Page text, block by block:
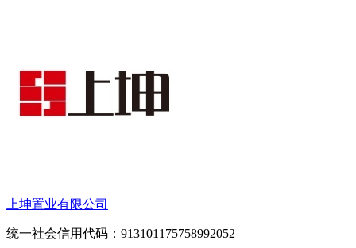
上坤置业有限公司
统一社会信用代码：913101175758992052